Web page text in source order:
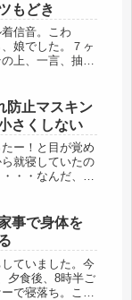
もどき
信音。こわ
娘でした。７ヶ
上、一言、抽象
・・・「人は、
れてきたから
防止マスキン
さくしない
ー！と目が覚め
就寝していたの
・・なんだ、ま
あったので、娘
キリ。アチラ
事で身体を
ていました。今
夕食後、8時半ご
で寝落ち。これ